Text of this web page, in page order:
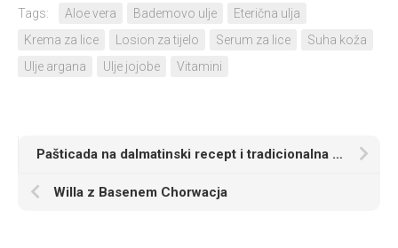
Tags: Aloe vera Bademovo ulje
Eterična ulja
Krema za lice
Losion za tijelo Serum za lice
Suha koža
Ulje argana
Ulje jojobe Vitamini
Pašticada na dalmatinski recept i tradicionalna jela Dalmacije
Willa z Basenem Chorwacja